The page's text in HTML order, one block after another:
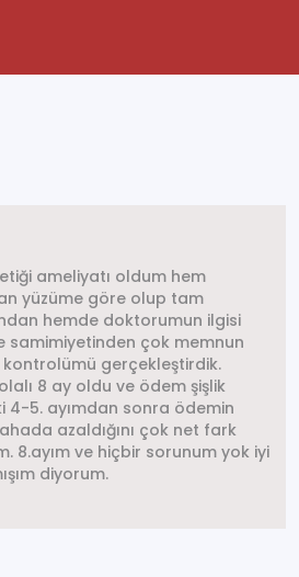
ameliyatı oldum hem
yüzüme göre olup tam
hemde doktorumun ilgisi
samimiyetinden çok memnun
kontrolümü gerçekleştirdik.
8 ay oldu ve ödem şişlik
4-5. ayımdan sonra ödemin
azaldığını çok net fark
8.ayım ve hiçbir sorunum yok iyi
diyorum.